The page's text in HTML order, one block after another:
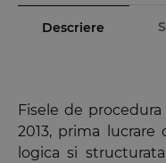
Descriere
Fisele de
2013, prima lucrare
logica si